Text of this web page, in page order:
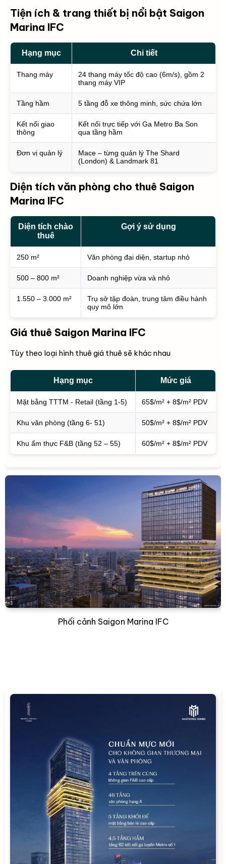
Tiện ích & trang thiết bị nổi bật Saigon
Marina IFC
Hạng mục Chi tiết
Thang máy
24 thang máy tốc độ cao (6m/s), gồm 2
thang máy VIP
Tầng hầm 5 tầng đỗ xe thông minh, sức chứa lớn
Kết nối giao
thông
Kết nối trực tiếp với Ga Metro Ba Son
qua tầng hầm
Đơn vị quản lý
Mace – từng quản lý The Shard
(London) & Landmark 81
Diện tích văn phòng cho thuê Saigon
Marina IFC
Diện tích chào
thuê
Gợi ý sử dụng
250 m² Văn phòng đại diện, startup nhỏ
500 – 800 m² Doanh nghiệp vừa và nhỏ
1.550 – 3.000 m²
Trụ sở tập đoàn, trung tâm điều hành
quy mô lớn
Giá thuê Saigon Marina IFC
Tùy theo loại hình thuê giá thuê sẽ khác nhau
Hạng mục Mức giá
Mặt bằng TTTM - Retail (tầng 1-5) 65$/m² + 8$/m² PDV
Khu văn phòng (tầng 6- 51) 50$/m² + 8$/m² PDV
Khu ẩm thực F&B (tầng 52 – 55) 60$/m² + 8$/m² PDV
Phối cảnh Saigon Marina IFC